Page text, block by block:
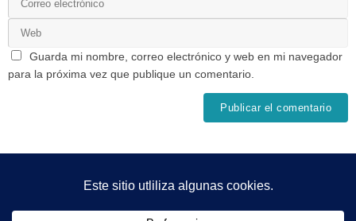
Guarda mi nombre, correo electrónico y web en mi navegador
para la próxima vez que publique un comentario.